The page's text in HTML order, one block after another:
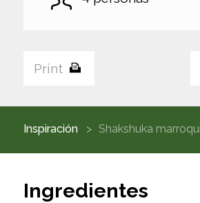
Print
Inspiración
Ingredientes